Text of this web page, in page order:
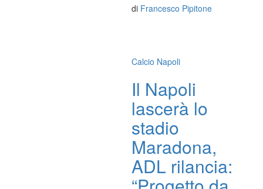
di Francesco Pipitone
Calcio Napoli
Il Napoli
lascerà lo
stadio
Maradona,
ADL rilancia: